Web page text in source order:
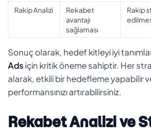
Rakip Analizi
Rekabet
avantajı
sağlaması
Rakip
Sonuç olarak, hedef kitleyi iyi
Adsiçin kritik öneme sahiptir. Her
alarak, etkili bir hedefleme yapabilir
performansınızı artırabilirsiniz.
Rekabet Analizi ve